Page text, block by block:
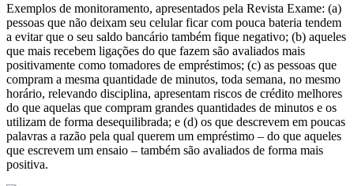
Exemplos de monitoramento, apresentados pela Revista Exame: (a)
pessoas que não deixam seu celular ficar com pouca bateria tendem
a evitar que o seu saldo bancário também fique negativo; (b) aqueles
que mais recebem ligações do que fazem são avaliados mais
positivamente como tomadores de empréstimos; (c) as pessoas que
compram a mesma quantidade de minutos, toda semana, no mesmo
horário, relevando disciplina, apresentam riscos de crédito melhores
do que aquelas que compram grandes quantidades de minutos e os
utilizam de forma desequilibrada; e (d) os que descrevem em poucas
palavras a razão pela qual querem um empréstimo – do que aqueles
que escrevem um ensaio – também são avaliados de forma mais
positiva.